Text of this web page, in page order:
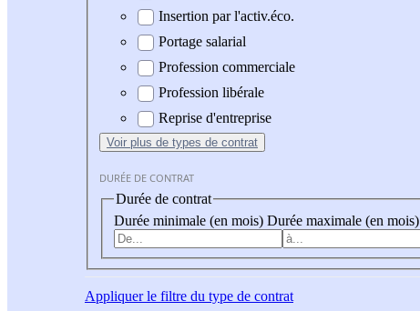
Insertion par l'activ.éco.
Portage salarial
Profession commerciale
Profession libérale
Reprise d'entreprise
Voir plus de types de contrat
DURÉE DE CONTRAT
Durée de contrat
Durée minimale (en mois) Durée maximale (en mois)
Appliquerle filtre du type de contrat